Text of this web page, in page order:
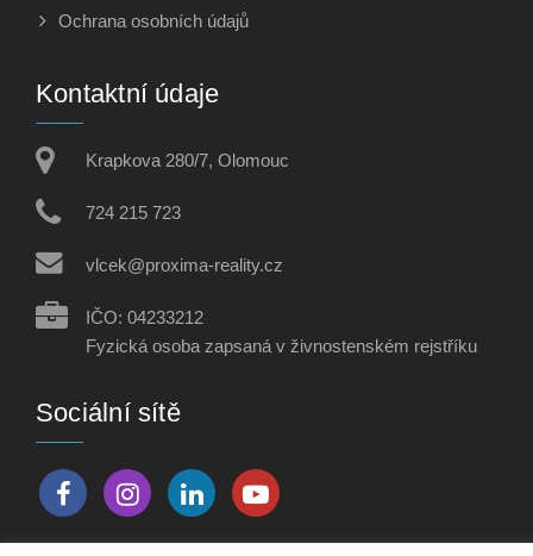
Ochrana osobních údajů
Kontaktní údaje
Krapkova 280/7, Olomouc
724 215 723
vlcek@proxima-reality.cz
IČO: 04233212
Fyzická osoba zapsaná v živnostenském rejstříku
Sociální sítě